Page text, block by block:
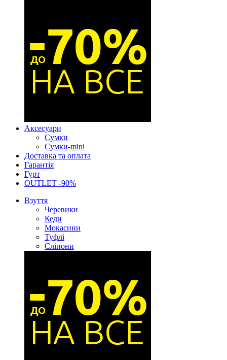
Аксесуари
Сумки
Сумки-mini
Доставка та оплата
Гарантія
Гурт
OUTLET -90%
Взуття
Черевики
Кеди
Мокасини
Туфлі
Сліпони